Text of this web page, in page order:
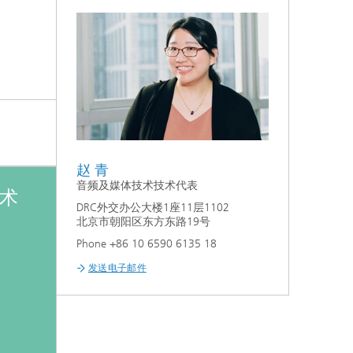
赵 青
音频及媒体技术技术代表
DRC外交办公大楼1座11层1102
北京市朝阳区东方东路19号
Phone +86 10 6590 6135 18
发送电子邮件